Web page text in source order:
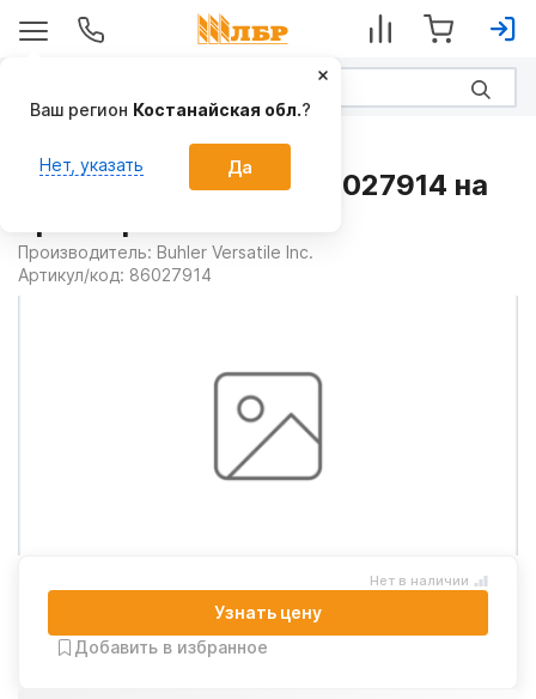
Кронштейн правый 86027914 на
Производитель: Buhler Versatile Inc.
Артикул/код: 86027914
Нет в наличии
Узнать цену
Добавить в избранное
Ваш регион Костанайская обл.?
Нет, указать Да